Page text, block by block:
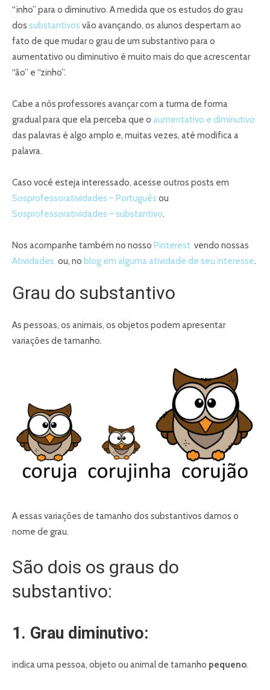
“inho” para o diminutivo. A medida que os estudos do grau
dos substantivos vão avançando, os alunos despertam ao
fato de que mudar o grau de um substantivo para o
aumentativo ou diminutivo é muito mais do que acrescentar
“ão” e “zinho”.
Cabe a nós professores avançar com a turma de forma
gradual para que ela perceba que o aumentativo e diminutivo
das palavras é algo amplo e, muitas vezes, até modifica a
palavra.
Caso você esteja interessado, acesse outros posts em
Sosprofessoratividades – Português ou
Sosprofessoratividades – substantivo.
Nos acompanhe também no nosso Pinterest vendo nossas
Atividades ou, no blog em alguma atividade de seu interesse.
Grau do substantivo
As pessoas, os animais, os objetos podem apresentar
variações de tamanho.
A essas variações de tamanho dos substantivos damos o
nome de grau.
São dois os graus do
substantivo:
1. Grau diminutivo:
indica uma pessoa, objeto ou animal de tamanho pequeno.